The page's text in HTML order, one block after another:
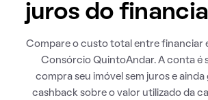
juros do
Compare o custo total entre financiar
Consórcio QuintoAndar. A conta é
compra seu imóvel sem juros e ainda
cashback sobre o valor utilizado da